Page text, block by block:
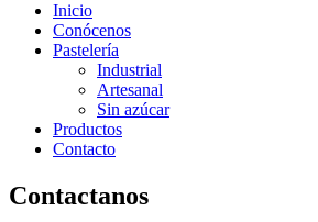
Inicio
Conócenos
Pastelería
Industrial
Artesanal
Sin azúcar
Productos
Contacto
Contactanos